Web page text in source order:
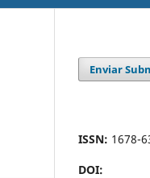
Enviar
ISSN: 1678-
DOI: